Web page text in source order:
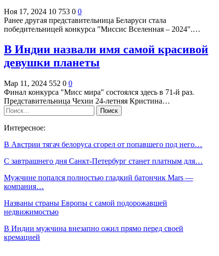
Ноя 17, 2024 10 753 0 0
Ранее другая представительница Беларуси стала
победительницей конкурса "Миссис Вселенная – 2024".…
В Индии назвали имя самой красивой
девушки планеты
Мар 11, 2024 552 0 0
Финал конкурса "Мисс мира" состоялся здесь в 71-й раз.
Представительница Чехии 24-летняя Кристина…
Интересное:
В Австрии тягач белоруса сгорел от попавшего под него…
С завтрашнего дня Санкт-Петербург станет платным для…
Мужчине попался полностью гладкий батончик Mars —
компания…
Названы страны Европы с самой подорожавшей
недвижимостью
В Индии мужчина внезапно ожил прямо перед своей
кремацией